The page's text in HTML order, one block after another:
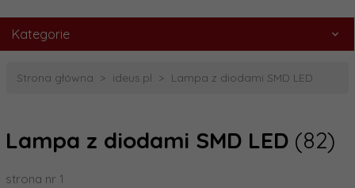
Kategorie
Strona główna ideus.pl Lampa z diodami SMD LED
Lampa z diodami SMD LED (82)
strona nr 1